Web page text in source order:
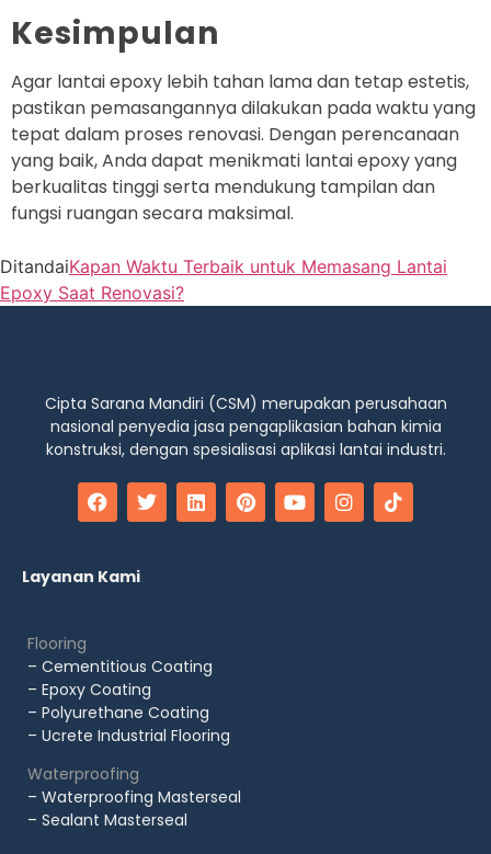
Kesimpulan
Agar lantai epoxy lebih tahan lama dan tetap estetis,
pastikan pemasangannya dilakukan pada waktu yang
tepat dalam proses renovasi. Dengan perencanaan
yang baik, Anda dapat menikmati lantai epoxy yang
berkualitas tinggi serta mendukung tampilan dan
fungsi ruangan secara maksimal.
DitandaiKapan Waktu Terbaik untuk Memasang Lantai
Epoxy Saat Renovasi?
Cipta Sarana Mandiri (CSM) merupakan perusahaan
nasional penyedia jasa pengaplikasian bahan kimia
konstruksi, dengan spesialisasi aplikasi lantai industri.
Layanan Kami
Flooring
– Cementitious Coating
– Epoxy Coating
– Polyurethane Coating
– Ucrete Industrial Flooring
Waterproofing
– Waterproofing Masterseal
– Sealant Masterseal